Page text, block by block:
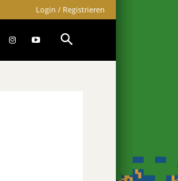
Login / Registrieren